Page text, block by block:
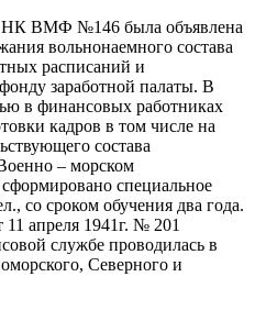
ВМФ №146 была объявлена
вольнонаемного состава
расписаний и
заработной палаты. В
в финансовых работниках
кадров в том числе на
состава
– морском
специальное
со сроком обучения два года.
апреля 1941г. № 201
службе проводилась в
Северного и